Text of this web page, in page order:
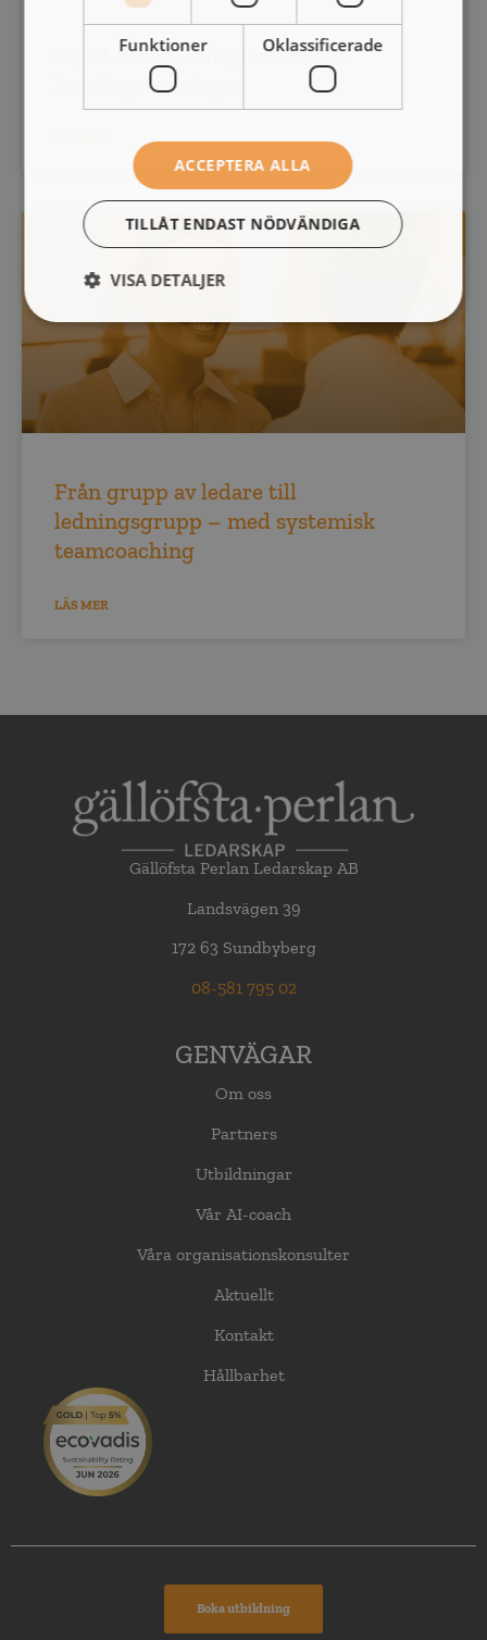
Ny AI-coach – inspiration och
kunskap i vardagen
Från grupp av ledare till
ledningsgrupp – med systemisk
teamcoaching
LÄS MER
Gällöfsta Perlan Ledarskap AB
Landsvägen 39
172 63 Sundbyberg
08-581 795 02
GENVÄGAR
Om oss
Partners
Utbildningar
Vår AI-coach
Våra organisationskonsulter
Aktuellt
Kontakt
Hållbarhet
Boka utbildning
Funktioner Oklassificerade
ACCEPTERA ALLA
TILLÅT ENDAST NÖDVÄNDIGA
VISA DETALJER